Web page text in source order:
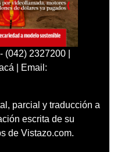
2327200 |
| Email:
parcial y traducción a
escrita de su
de Vistazo.com.